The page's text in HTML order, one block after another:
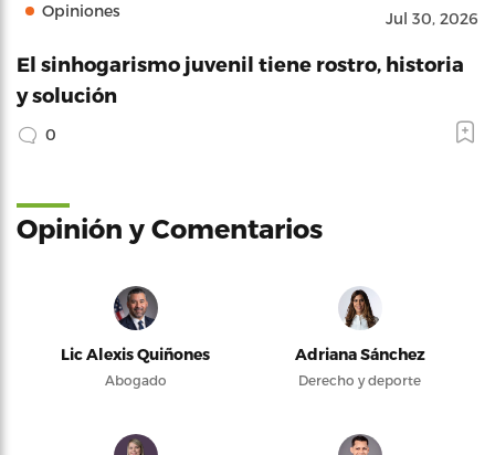
Opiniones Jul 30, 2026
El sinhogarismo juvenil tiene rostro, historia
y solución
0
Opinión y Comentarios
Lic Alexis Quiñones
Abogado
Adriana Sánchez
Derecho y deporte